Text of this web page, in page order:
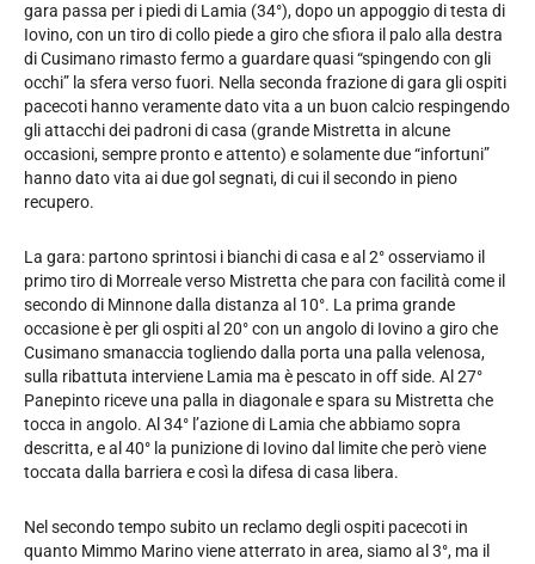
gara passa per i piedi di Lamia (34°), dopo un appoggio di testa di
Iovino, con un tiro di collo piede a giro che sfiora il palo alla destra
di Cusimano rimasto fermo a guardare quasi “spingendo con gli
occhi” la sfera verso fuori. Nella seconda frazione di gara gli ospiti
pacecoti hanno veramente dato vita a un buon calcio respingendo
gli attacchi dei padroni di casa (grande Mistretta in alcune
occasioni, sempre pronto e attento) e solamente due “infortuni”
hanno dato vita ai due gol segnati, di cui il secondo in pieno
recupero.
La gara: partono sprintosi i bianchi di casa e al 2° osserviamo il
primo tiro di Morreale verso Mistretta che para con facilità come il
secondo di Minnone dalla distanza al 10°. La prima grande
occasione è per gli ospiti al 20° con un angolo di Iovino a giro che
Cusimano smanaccia togliendo dalla porta una palla velenosa,
sulla ribattuta interviene Lamia ma è pescato in off side. Al 27°
Panepinto riceve una palla in diagonale e spara su Mistretta che
tocca in angolo. Al 34° l’azione di Lamia che abbiamo sopra
descritta, e al 40° la punizione di Iovino dal limite che però viene
toccata dalla barriera e così la difesa di casa libera.
Nel secondo tempo subito un reclamo degli ospiti pacecoti in
quanto Mimmo Marino viene atterrato in area, siamo al 3°, ma il